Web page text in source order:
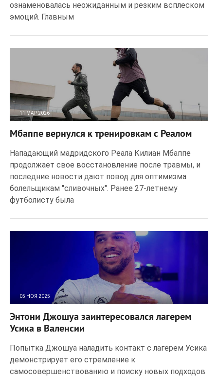
ознаменовалась неожиданным и резким всплеском
эмоций. Главным
11 МАР 2026
Мбаппе вернулся к тренировкам с Реалом
Нападающий мадридского Реала Килиан Мбаппе
продолжает свое восстановление после травмы, и
последние новости дают повод для оптимизма
болельщикам "сливочных". Ранее 27-летнему
футболисту была
05 НОЯ 2025
Энтони Джошуа заинтересовался лагерем
Усика в Валенсии
Попытка Джошуа наладить контакт с лагерем Усика
демонстрирует его стремление к
самосовершенствованию и поиску новых подходов